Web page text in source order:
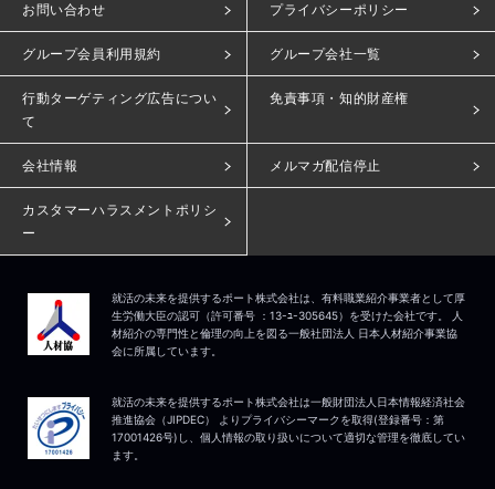
お問い合わせ プライバシーポリシー
グループ会員利用規約 グループ会社一覧
行動ターゲティング広告につい
て
免責事項・知的財産権
会社情報 メルマガ配信停止
カスタマーハラスメントポリシ
ー